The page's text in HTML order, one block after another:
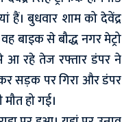
हैं। बुधवार शाम को देवेंद्र
बाइक से बौद्ध नगर मेट्रो
रहे तेज रफ्तार डंपर ने
सड़क पर गिरा और डंपर
हो गई।